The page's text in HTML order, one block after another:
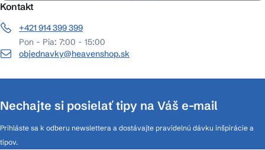
Kontakt
+421 914 399 399
Pon - Pia: 7:00 - 15:00
objednavky@heavenshop.sk
Nechajte si posielať tipy na Váš e-mail
Prihláste sa k odberu newslettera a dostávajte pravidelnú dávku inšpirácie a
tipov.